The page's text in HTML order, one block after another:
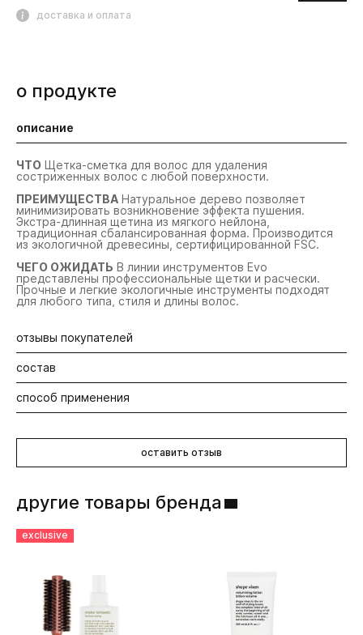
доставка и оплата
другие товары бренда
exclusive
о продукте
описание
ЧТО Щетка-сметка для волос для удаления
состриженных волос с любой поверхности.
ПРЕИМУЩЕСТВА Натуральное дерево позволяет
минимизировать возникновение эффекта пушения.
Экстра-длинная щетина из мягкого нейлона,
традиционная сбалансированная форма. Производится
из экологичной древесины, сертифицированной FSC.
ЧЕГО ОЖИДАТЬ В линии инструментов Evo
представлены профессиональные щетки и расчески.
Прочные и легкие экологичные инструменты подходят
для любого типа, стиля и длины волос.
отзывы покупателей
Будьте первыми! Оставьте отзыв об этом продукте
состав
Экологичная древесина, сертифицированная FSC,
щетина из мягкого нейлона.
способ применения
оставить отзыв